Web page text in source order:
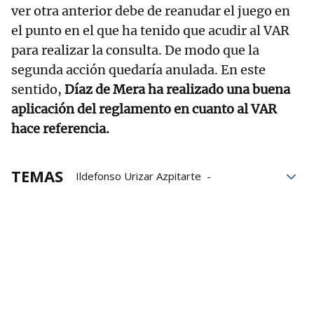
ver otra anterior debe de reanudar el juego en
el punto en el que ha tenido que acudir al VAR
para realizar la consulta. De modo que la
segunda acción quedaría anulada. En este
sentido, Díaz de Mera ha realizado una buena
aplicación del reglamento en cuanto al VAR
hace referencia.
TEMAS
Ildefonso Urizar Azpitarte